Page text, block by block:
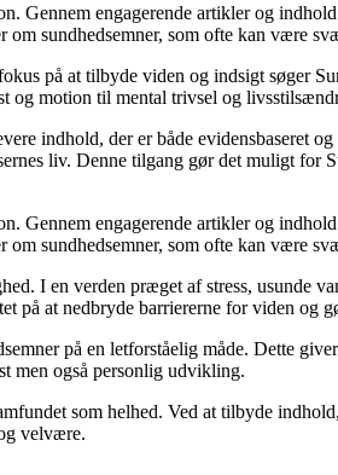
engagerende artikler og
sundhedsemner, som ofte kan være
på at tilbyde viden og indsigt søger
og motion til mental trivsel og
indhold, der er både evidensbaseret
liv. Denne tilgang gør det muligt for
engagerende artikler og
sundhedsemner, som ofte kan være
I en verden præget af stress, usunde
på at nedbryde barriererne for viden og
på en letforståelig måde. Dette
men også personlig udvikling.
som helhed. Ved at tilbyde
velvære.